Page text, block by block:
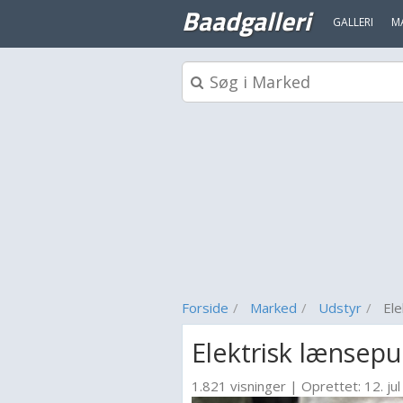
Baadgalleri GALLERI
Forside Marked Udstyr
Elektrisk
1.821 visninger | Oprettet: 12. jul